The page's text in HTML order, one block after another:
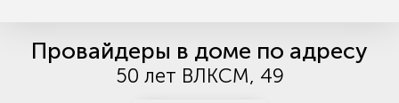
Провайдеры в доме по адресу
50 лет ВЛКСМ, 49